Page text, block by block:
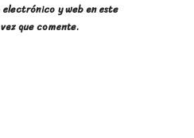
y web en este
que comente.